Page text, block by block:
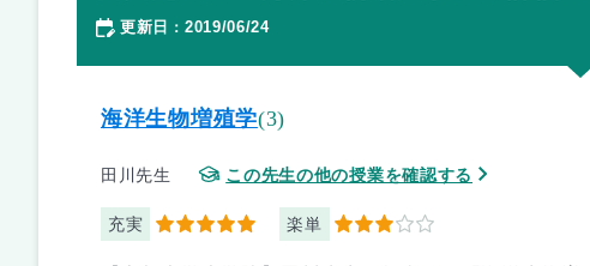
更新日 ： 2019/06/24
海洋生物増殖学(3)
田川先生 この先生の他の授業を確認する
充実 5 楽単 3